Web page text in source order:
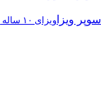
سوپر ویزا ویزای ۱۰ ساله والدین